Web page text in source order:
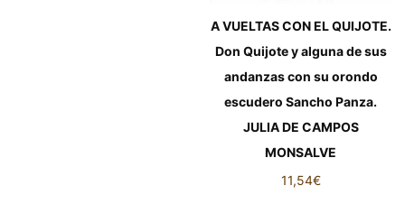
A VUELTAS CON EL QUIJOTE.
Don Quijote y alguna de sus
andanzas con su orondo
escudero Sancho Panza.
JULIA DE CAMPOS
MONSALVE
11,54€